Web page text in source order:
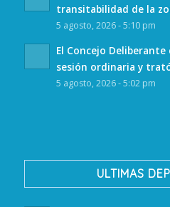
transitabilidad de la
5 agosto, 2026 - 5:10 pm
El Concejo
sesión ordinaria y
5 agosto, 2026 - 5:02 pm
ULTIMAS